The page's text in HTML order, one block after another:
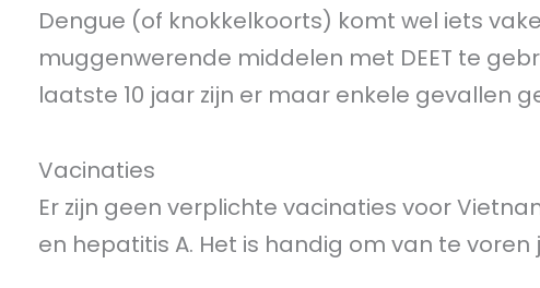
Dengue (of knokkelkoorts) komt wel iets
muggenwerende middelen met DEET te
laatste 10 jaar zijn er maar enkele gevallen
Vacinaties
Er zijn geen verplichte vacinaties voor
en hepatitis A. Het is handig om van te